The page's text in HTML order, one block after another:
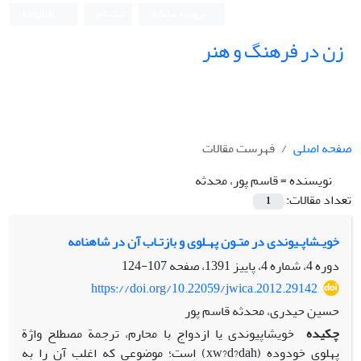
زن در فرهنگ و هنر
صفحه اصلی
فهرست مقالات
نویسنده =قاسم پور، محدثه
تعداد مقالات:
1
خویـشاپـیوندی در متـون پهـلوی و بازتـاب آن در شاهنامه
دوره 4، شماره 4، پاییز 1391، صفحه
107-124
https://doi.org/10.22059/jwica.2012.29142
حسین حیدری، محدثه قاسم پور
چکیده خویشاپیوندی یا ازدواج با محارم، ترجمة مصطلح واژة
پهلوی خودوده (xw?d?dah) است؛ موضوعی که اغلب آن را به